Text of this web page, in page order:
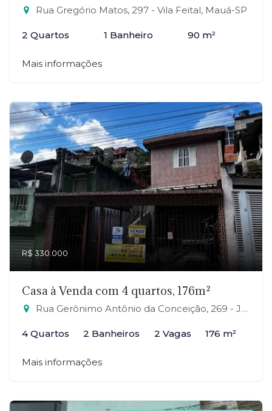
Rua Gregório Matos, 297 - Vila Feital, Mauá-SP
2 Quartos 1 Banheiro 90 m²
Mais informações
R$ 330.000
Casa à Venda com 4 quartos, 176m²
Rua Gerônimo Antônio da Conceição, 269 - Jardim Zaira, Mauá-SP
4 Quartos 2 Banheiros 2 Vagas 176 m²
Mais informações